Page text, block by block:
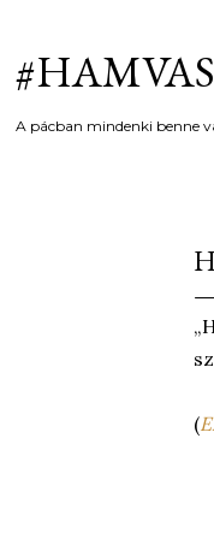
A pácban mindenki benne
(